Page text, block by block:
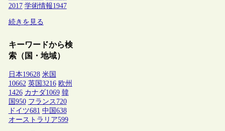
2017 学術情報1947
続きを見る
キーワードから検
索（国・地域）
日本19628 米国
10662 英国 3216 欧州
1426 カナダ1069 韓
国 950 フランス 720
ドイツ681 中国 638
オーストラリア599